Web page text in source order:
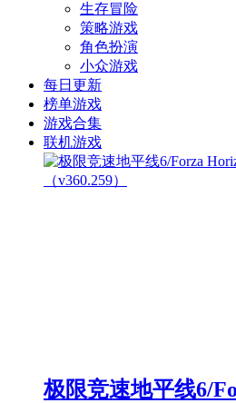
生存冒险
策略游戏
角色扮演
小众游戏
每日更新
榜单游戏
游戏合集
联机游戏
极限竞速地平线6/